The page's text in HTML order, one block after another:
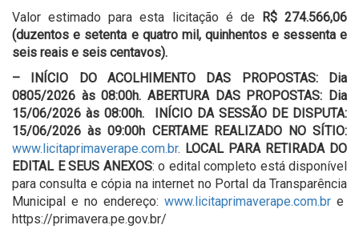
Valor estimado para esta licitação é de
R$ 274.566,06
(duzentos e setenta e quatro mil, quinhentos e sessenta e
seis reais e seis centavos).
– INÍCIO DO ACOLHIMENTO DAS PROPOSTAS: Dia
0805/2026 às 08:00h. ABERTURA DAS PROPOSTAS: Dia
15/06/2026 às 08:00h. INÍCIO DA SESSÃO DE DISPUTA:
15/06/2026 às 09:00h CERTAME REALIZADO NO SÍTIO:
www.licitaprimaverape.com.br. LOCAL PARA RETIRADA DO
EDITAL E SEUS ANEXOS: o edital completo está disponível
para consulta e cópia na internet no Portal da Transparência
Municipal e no endereço: www.licitaprimaverape.com.br e
https://primavera.pe.gov.br/